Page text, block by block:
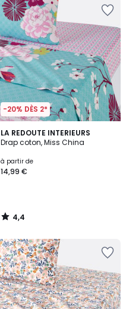
-20% DÈS 2*
LA REDOUTE INTERIEURS
Drap coton, Miss China
à partir de
14,99 €
4,4
/ 5
4,4
/